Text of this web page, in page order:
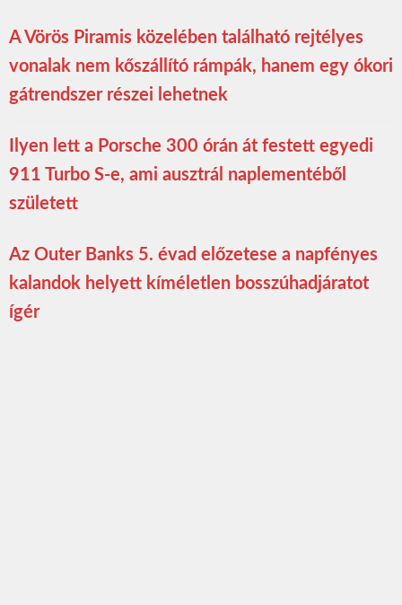
A Vörös Piramis közelében található rejtélyes
vonalak nem kőszállító rámpák, hanem egy ókori
gátrendszer részei lehetnek
Ilyen lett a Porsche 300 órán át festett egyedi
911 Turbo S-e, ami ausztrál naplementéből
született
Az Outer Banks 5. évad előzetese a napfényes
kalandok helyett kíméletlen bosszúhadjáratot
ígér